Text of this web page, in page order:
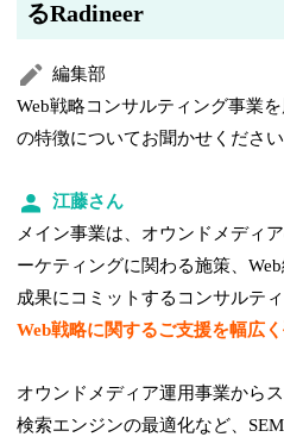
るRadineer
編集部
Web戦略コンサルティング事業
の特徴についてお聞かせください
江藤さん
メイン事業は、オウンドメディ
ーケティングに関わる施策、
成果にコミットするコンサルテ
Web戦略に関するご支援を幅広
オウンドメディア運用事業から
検索エンジンの最適化など、SEM